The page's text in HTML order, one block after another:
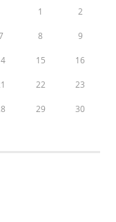
1 2
8 9
15 16
22 23
29 30